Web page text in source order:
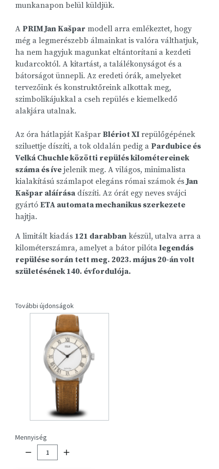
munkanapon belül küldjük.
A PRIM Jan Kašpar modell arra emlékeztet, hogy
még a legmerészebb álmainkat is valóra válthatjuk,
ha nem hagyjuk magunkat eltántorítani a kezdeti
kudarcoktól. A kitartást, a találékonyságot és a
bátorságot ünnepli. Az eredeti órák, amelyeket
tervezőink és konstruktőreink alkottak meg,
szimbolikájukkal a cseh repülés e kiemelkedő
alakjára utalnak.
Az óra hátlapját Kašpar Blériot XI repülőgépének
sziluettje díszíti, a tok oldalán pedig a Pardubice és
Velká Chuchle közötti repülés kilométereinek
száma és íve jelenik meg. A világos, minimalista
kialakítású számlapot elegáns római számok ésJan
Kašpar aláírása díszíti. Az órát egy neves svájci
gyártó ETA automata mechanikus szerkezete
hajtja.
A limitált kiadás 121 darabban készül, utalva arra a
kilométerszámra, amelyet a bátor pilóta legendás
repülése során tett meg. 2023. május 20-án volt
születésének 140. évfordulója.
További újdonságok
Mennyiség